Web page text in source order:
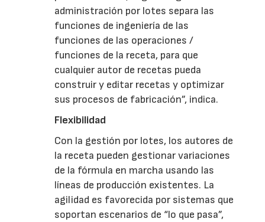
administración por lotes separa las
funciones de ingeniería de las
funciones de las operaciones /
funciones de la receta, para que
cualquier autor de recetas pueda
construir y editar recetas y optimizar
sus procesos de fabricación”, indica.
Flexibilidad
Con la gestión por lotes, los autores de
la receta pueden gestionar variaciones
de la fórmula en marcha usando las
líneas de producción existentes. La
agilidad es favorecida por sistemas que
soportan escenarios de “lo que pasa”,